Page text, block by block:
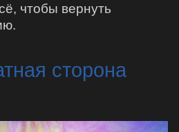
чтобы вернуть
сторона